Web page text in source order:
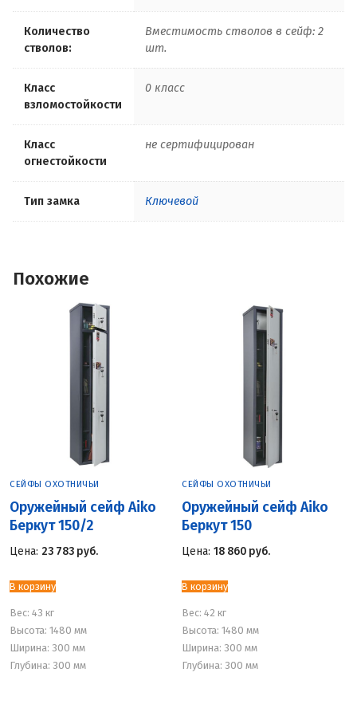
Количество
стволов:
Вместимость стволов в сейф: 2
шт.
Класс
взломостойкости
0 класс
Класс
огнестойкости
не сертифицирован
Тип замка Ключевой
Похожие
СЕЙФЫ ОХОТНИЧЬИ
Оружейный сейф Aiko
Беркут 150/2
Цена: 23 783 руб.
В корзину
Вес: 43 кг
Высота: 1480 мм
Ширина: 300 мм
Глубина: 300 мм
СЕЙФЫ ОХОТНИЧЬИ
Оружейный сейф Aiko
Беркут 150
Цена: 18 860 руб.
В корзину
Вес: 42 кг
Высота: 1480 мм
Ширина: 300 мм
Глубина: 300 мм